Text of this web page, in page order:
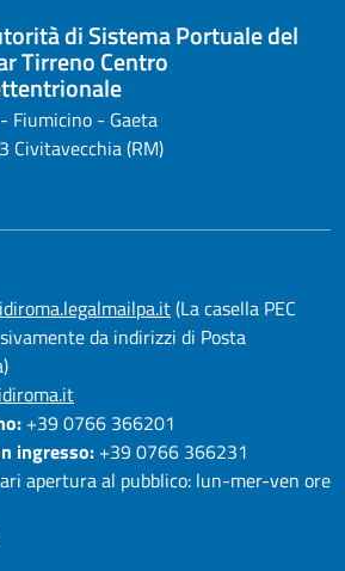
di Sistema Portuale del
Tirreno Centro
Fiumicino - Gaeta
Civitavecchia (RM)
(La casella PEC
da indirizzi di Posta
+39 0766 366201
ingresso: +39 0766 366231
apertura al pubblico: lun-mer-ven ore